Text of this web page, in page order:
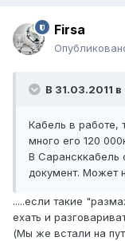
Firsa
В 31.03.2011
Кабель в работе,
много его 120
В Сарансккабель
документ. Может
.....если такие
ехать и
(Мы же встали на